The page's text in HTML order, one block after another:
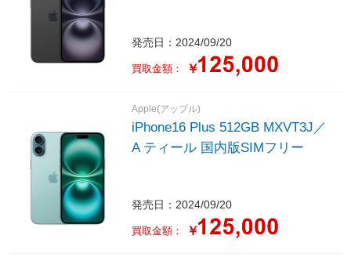
発売日：2024/09/20
買取金額： ￥
Apple(アップル)
iPhone16 Plus 512GB MXVT3J／
A ティール 国内版SIMフリー
発売日：2024/09/20
買取金額： ￥